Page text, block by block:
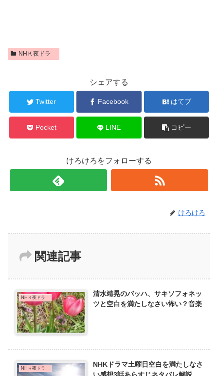
NHＫ夜ドラ
シェアする
Twitter Facebook はてブ
Pocket LINE コピー
けろけろをフォローする
けろけろ
関連記事
NHＫ夜ドラ
清水靖晃のバッハ、サキソフォネッ
ツと空白を満たしなさい怖い？音楽
NHＫ夜ドラ
NHKドラマ土曜日空白を満たしなさ
い感想3話あらすじネタバレ解説